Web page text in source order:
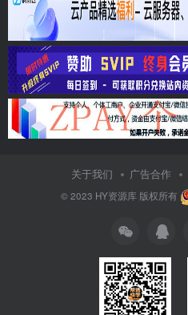
关于我们 广告合作
© 2023 HY资源库版权所有